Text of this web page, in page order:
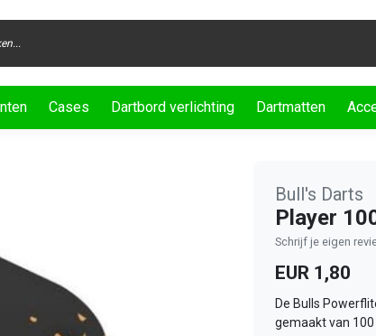
Cases Dartbord verlichting Dartmatten
Bull's Darts
Player
Schrijf je eigen
EUR 1,80
De Bulls
gemaakt van